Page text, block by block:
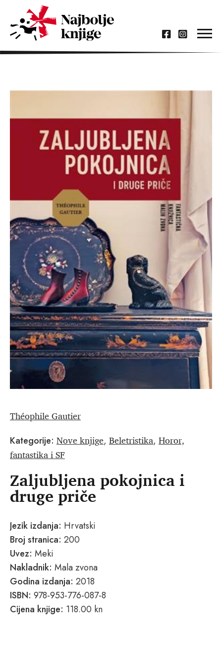
Théophile Gautier
Kategorije: Nove knjige, Beletristika, Horor,
fantastika i SF
Zaljubljena pokojnica i
druge priče
Jezik izdanja: Hrvatski
Broj stranica: 200
Uvez: Meki
Nakladnik: Mala zvona
Godina izdanja: 2018
ISBN: 978-953-776-087-8
Cijena knjige: 118.00 kn